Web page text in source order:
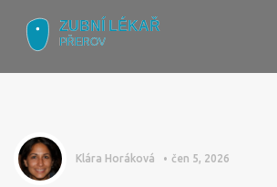
Klára Horáková čen 5, 2026